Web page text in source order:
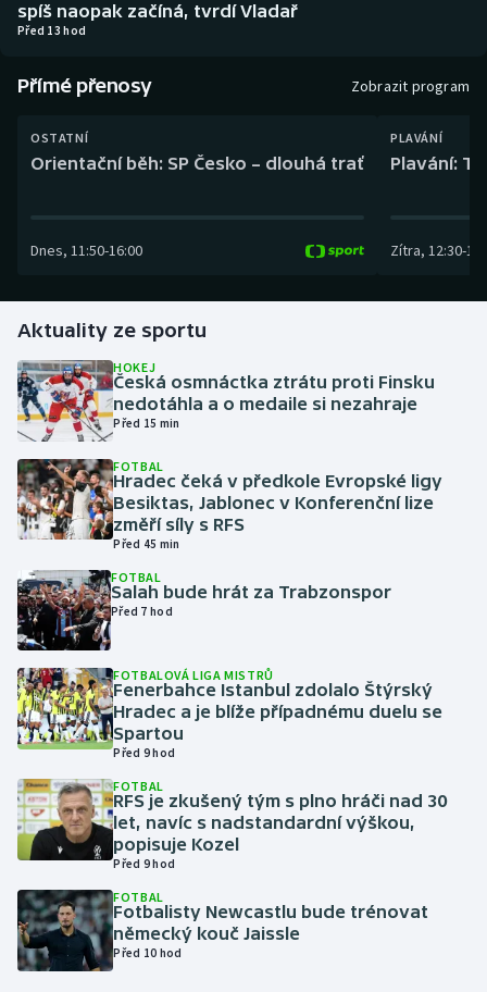
Boby a skeleton
Box
Curling
Golf
Gymnastika
Házená
Jezdectví
Judo
Krasobruslení
Lezení
Lyže a snowboard
Moderní pětiboj
Motorsport
Olympijské hry
Parasport
Plavání
AZ kvíz
spíš naopak začíná, tvrdí Vladař
Před 13 hod
Přímé přenosy Zobrazit program
OSTATNÍ
Orientační běh: SP Česko – dlouhá trať
Dnes, 11:50-16:00
PLAVÁNÍ
Plavání:
Zítra, 12:30-
Aktuality ze sportu
HOKEJ
Česká osmnáctka ztrátu proti Finsku
nedotáhla a o medaile si nezahraje
Před 15 min
FOTBAL
Hradec čeká v předkole Evropské ligy
Besiktas, Jablonec v Konferenční lize
změří síly s RFS
Před 45 min
FOTBAL
Salah bude hrát za Trabzonspor
Před 7 hod
FOTBALOVÁ LIGA MISTRŮ
Fenerbahce Istanbul zdolalo Štýrský
Hradec a je blíže případnému duelu se
Spartou
Před 9 hod
FOTBAL
RFS je zkušený tým s plno hráči nad 30
let, navíc s nadstandardní výškou,
popisuje Kozel
Před 9 hod
FOTBAL
Fotbalisty Newcastlu bude trénovat
německý kouč Jaissle
Před 10 hod